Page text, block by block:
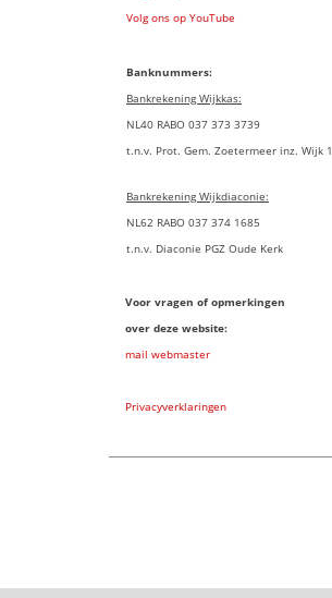
Volg ons op YouTube
Banknummers:
Bankrekening Wijkkas:
NL40 RABO 037 373 3739
t.n.v. Prot. Gem. Zoetermeer inz. Wijk 1
Bankrekening Wijkdiaconie:
NL62 RABO 037 374 1685
t.n.v. Diaconie PGZ Oude Kerk
Voor vragen of opmerkingen
over deze website:
mail webmaster
Privacyverklaringen